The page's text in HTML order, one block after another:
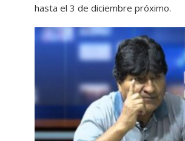
hasta el 3 de diciembre próximo.